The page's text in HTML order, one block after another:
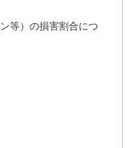
等）の損害割合につ